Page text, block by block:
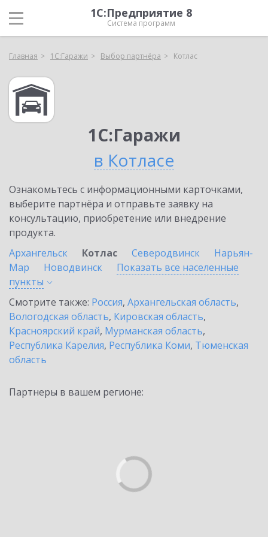
1С:Предприятие 8
Система программ
Главная 1С:Гаражи Выбор партнёра Котлас
1С:Гаражи
в Котласе
Ознакомьтесь с информационными карточками,
выберите партнёра и отправьте заявку на
консультацию, приобретение или внедрение
продукта.
Архангельск
Котлас Северодвинск
Нарьян-
Мар
Новодвинск
Показать все населенные
пункты
Смотрите также: Россия, Архангельская область,
Вологодская область, Кировская область,
Красноярский край, Мурманская область,
Республика Карелия, Республика Коми, Тюменская
область
Партнеры в вашем регионе: